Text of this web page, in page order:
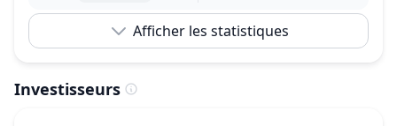
Afficher les statistiques
Investisseurs